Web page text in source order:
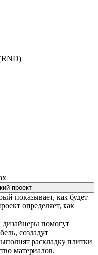
проект
показывает, как будет
определяет, как
помогут
создадут
раскладку плитки
материалов.